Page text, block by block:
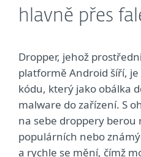
hlavně přes
Dropper, jehož
platformě Android šíří,
kódu, který jako obálka
malware do zařízení. S
na sebe droppery berou
populárních nebo
a rychle se mění, čímž